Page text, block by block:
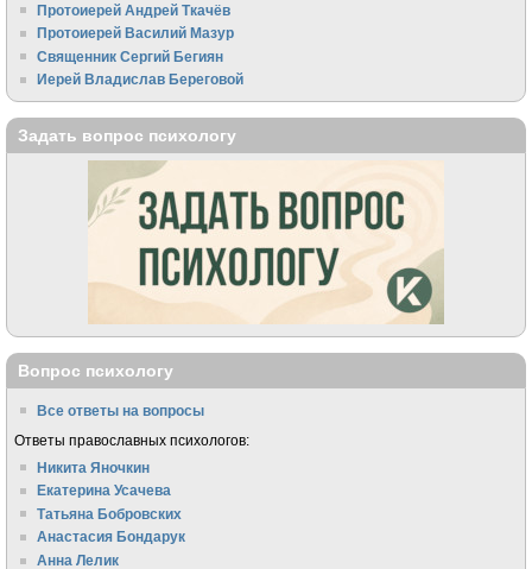
Протоиерей Андрей Ткачёв
Протоиерей Василий Мазур
Священник Сергий Бегиян
Иерей Владислав Береговой
Задать вопрос психологу
Вопрос психологу
Все ответы на вопросы
Ответы православных психологов:
Никита Яночкин
Екатерина Усачева
Татьяна Бобровских
Анастасия Бондарук
Анна Лелик